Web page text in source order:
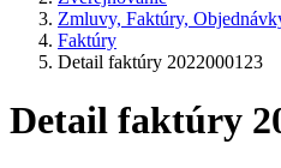
Zmluvy, Faktúry,
Faktúry
Detail faktúry 2022000123
Detail faktúry